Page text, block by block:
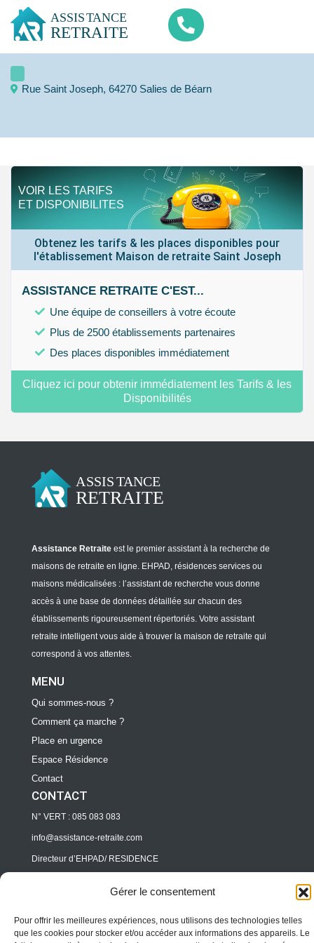
Gérer le consentement
Pour offrir les meilleures expériences, nous utilisons des technologies telles
que les cookies pour stocker et/ou accéder aux informations des appareils. Le
Rue Saint Joseph, 64270 Salies de Béarn
VOIR LES TARIFS
ET DISPONIBILITES
Obtenez les tarifs & les places disponibles pour
l'établissement Maison de retraite Saint Joseph
ASSISTANCE RETRAITE C'EST...
Une équipe de conseillers à votre écoute
Plus de 2500 établissements partenaires
Des places disponibles immédiatement
Cliquez ici pour obtenir immédiatement les Tarifs & les
Disponibilités
Assistance Retraite est le premier assistant à la recherche de
maisons de retraite en ligne. EHPAD, résidences services ou
maisons médicalisées : l’assistant de recherche vous donne
accès à une base de données détaillée sur chacun des
établissements rigoureusement répertoriés. Votre assistant
retraite intelligent vous aide à trouver la maison de retraite qui
correspond à vos attentes.
MENU
Qui sommes-nous ?
Comment ça marche ?
Place en urgence
Espace Résidence
Contact
CONTACT
N° VERT : 085 083 083
info@assistance-retraite.com
Directeur d’EHPAD/ RESIDENCE
pro@assitance-retraite.com